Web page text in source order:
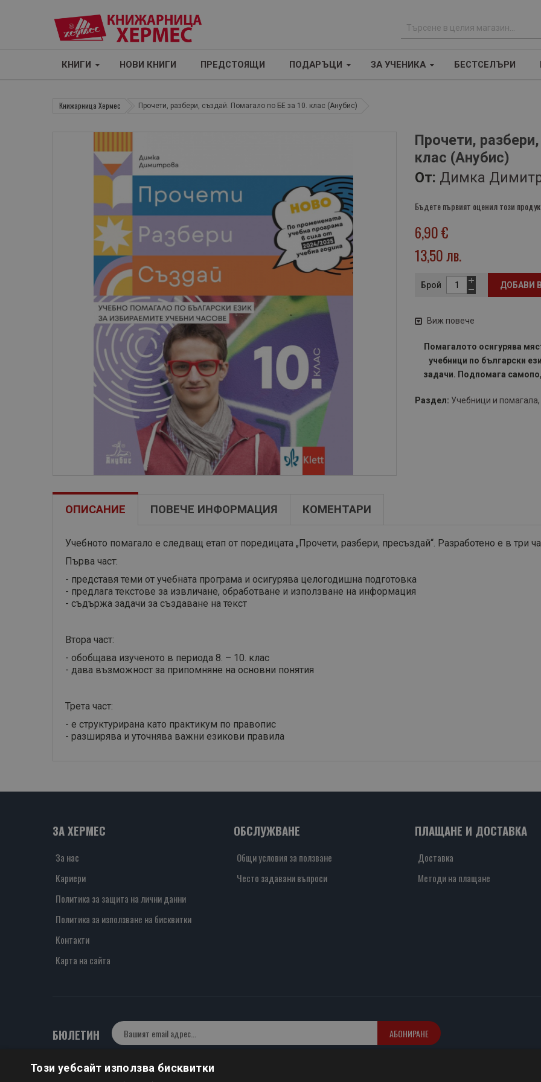
р
КНИГИ НОВИ КНИГИ ПРЕДСТОЯЩИ ПОДАРЪЦИ ЗА УЧЕНИКА БЕСТСЕЛЪРИ
Книжарница Хермес Прочети, разбери, създай. Помагало по БЕ за 10. клас (Анубис)
Прочети,
клас (Анубис)
От: Димка
Бъдете първият оценил този
6,90 €
13,50 лв.
Брой ДОБАВИ
Виж повече
Помагалото осигурява
учебници по български
задачи. Подпомага
Раздел: Учебници и помагала,
ОПИСАНИЕ ПОВЕЧЕ ИНФОРМАЦИЯ КОМЕНТАРИ
Учебното помагало е следващ етап от поредицата „Прочети, разбери, пресъздай“. Разработено е в три
Първа част:
- представя теми от учебната програма и осигурява целогодишна подготовка
- предлага текстове за извличане, обработване и използване на информация
- съдържа задачи за създаване на текст
Втора част:
- обобщава изученото в периода 8. – 10. клас
- дава възможност за припомняне на основни понятия
Трета част:
- е структурирана като практикум по правопис
- разширява и уточнява важни езикови правила
ЗА ХЕРМЕС
За нас
Кариери
Политика за защита на лични данни
Политика за използване на бисквитки
Контакти
Карта на сайта
ОБСЛУЖВАНЕ
Общи условия за ползване
Често задавани въпроси
ПЛАЩАНЕ И ДОСТАВКА
Доставка
Методи на плащане
БЮЛЕТИН АБОНИРАНЕ
Този уебсайт използва бисквитки